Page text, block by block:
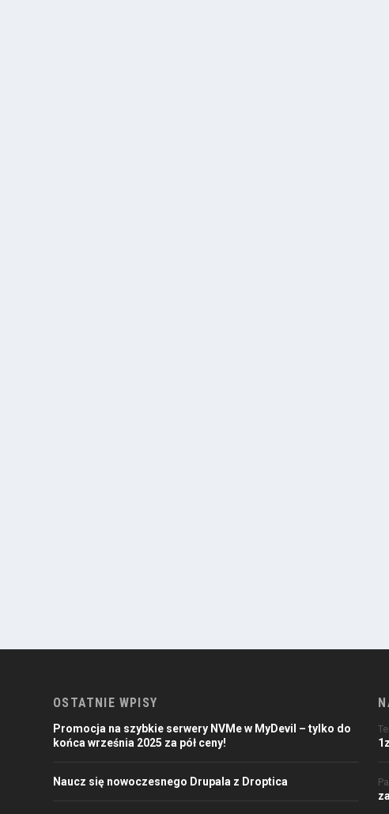
OSTATNIE WPISY
Promocja na szybkie serwery NVMe w MyDevil – tylko do
końca września 2025 za pół ceny!
Naucz się nowoczesnego Drupala z Droptica